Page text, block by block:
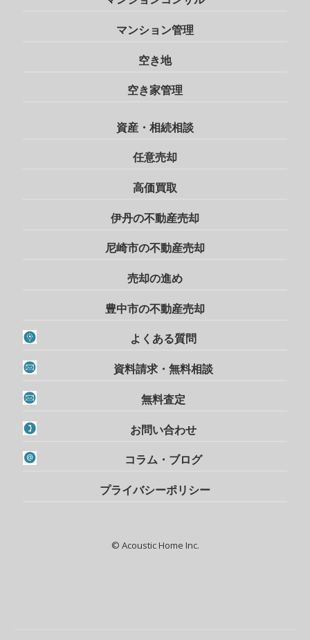
マンション管理
空き地
空き家管理
資産・相続相談
任意売却
高価買取
伊丹の不動産売却
尼崎市の不動産売却
売却の進め
豊中市の不動産売却
よくある質問
資料請求・無料相談
無料査定
お問い合わせ
コラム・ブログ
プライバシーポリシー
© Acoustic Home Inc.